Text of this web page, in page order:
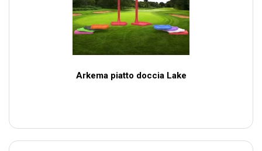
Arkema piatto doccia Lake